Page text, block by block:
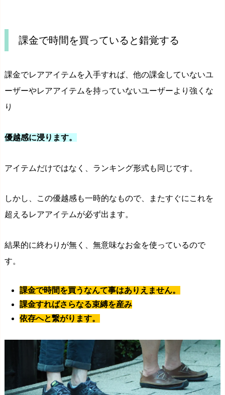
課金で時間を買っていると錯覚する
課金でレアアイテムを入手すれば、他の課金していないユ
ーザーやレアアイテムを持っていないユーザーより強くな
り
優越感に浸ります。
アイテムだけではなく、ランキング形式も同じです。
しかし、この優越感も一時的なもので、またすぐにこれを
超えるレアアイテムが必ず出ます。
結果的に終わりが無く、無意味なお金を使っているので
す。
課金で時間を買うなんて事はありえません。
課金すればさらなる束縛を産み
依存へと繋がります。